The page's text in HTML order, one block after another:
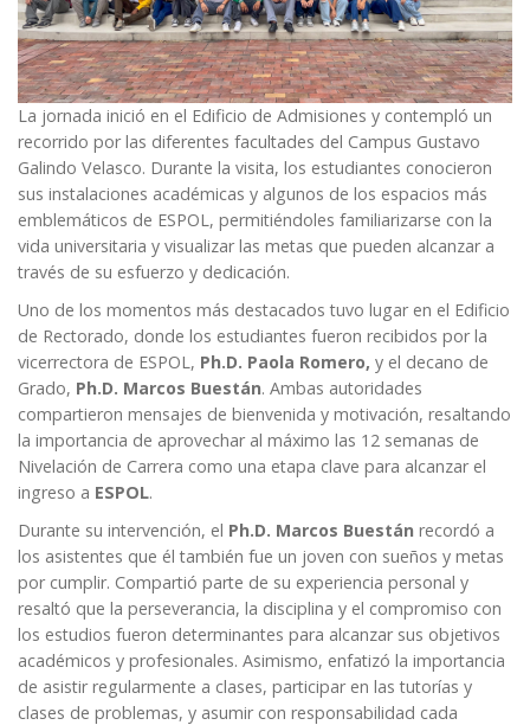
La jornada inició en el Edificio de Admisiones y contempló un
recorrido por las diferentes facultades del Campus Gustavo
Galindo Velasco. Durante la visita, los estudiantes conocieron
sus instalaciones académicas y algunos de los espacios más
emblemáticos de ESPOL, permitiéndoles familiarizarse con la
vida universitaria y visualizar las metas que pueden alcanzar a
través de su esfuerzo y dedicación.
Uno de los momentos más destacados tuvo lugar en el Edificio
de Rectorado, donde los estudiantes fueron recibidos por la
vicerrectora de ESPOL, Ph.D. Paola Romero, y el decano de
Grado, Ph.D. Marcos Buestán. Ambas autoridades
compartieron mensajes de bienvenida y motivación, resaltando
la importancia de aprovechar al máximo las 12 semanas de
Nivelación de Carrera como una etapa clave para alcanzar el
ingreso a ESPOL.
Durante su intervención, el Ph.D. Marcos Buestán recordó a
los asistentes que él también fue un joven con sueños y metas
por cumplir. Compartió parte de su experiencia personal y
resaltó que la perseverancia, la disciplina y el compromiso con
los estudios fueron determinantes para alcanzar sus objetivos
académicos y profesionales. Asimismo, enfatizó la importancia
de asistir regularmente a clases, participar en las tutorías y
clases de problemas, y asumir con responsabilidad cada